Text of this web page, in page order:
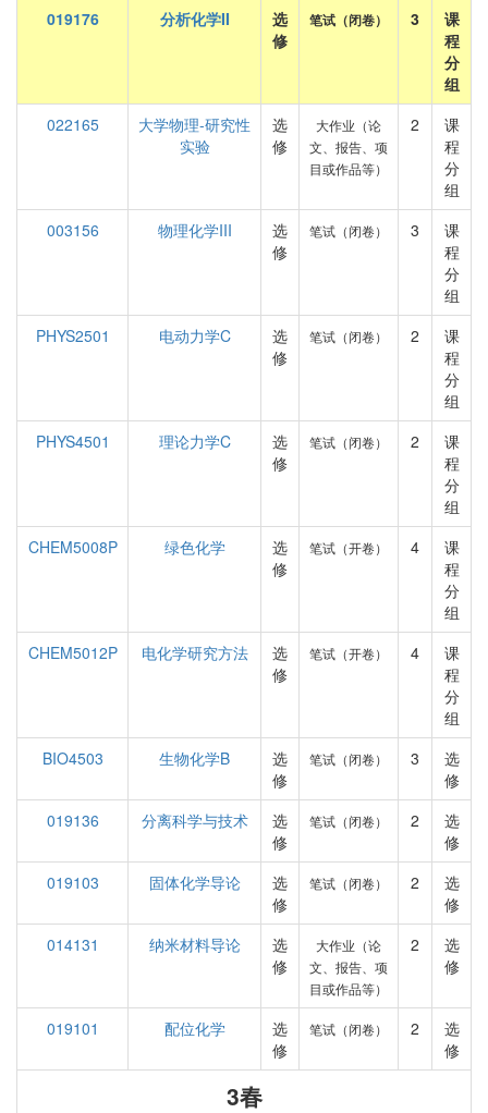
019176
分析化学II
选
修
笔试（闭卷） 3
课
程
分
组
022165
大学物理-研究性
实验
选
修
大作业（论
文、报告、项
目或作品等）
2
课
程
分
组
003156
物理化学III
选
修
笔试（闭卷） 3
课
程
分
组
PHYS2501
电动力学C
选
修
笔试（闭卷） 2
课
程
分
组
PHYS4501
理论力学C
选
修
笔试（闭卷） 2
课
程
分
组
CHEM5008P
绿色化学
选
修
笔试（开卷） 4
课
程
分
组
CHEM5012P
电化学研究方法
选
修
笔试（开卷） 4
课
程
分
组
BIO4503
生物化学B
选
修
笔试（闭卷） 3
选
修
019136
分离科学与技术
选
修
笔试（闭卷） 2
选
修
019103
固体化学导论
选
修
笔试（闭卷） 2
选
修
014131
纳米材料导论
选
修
大作业（论
文、报告、项
目或作品等）
2
选
修
019101 配位化学
选
修
笔试（闭卷） 2
选
修
3春